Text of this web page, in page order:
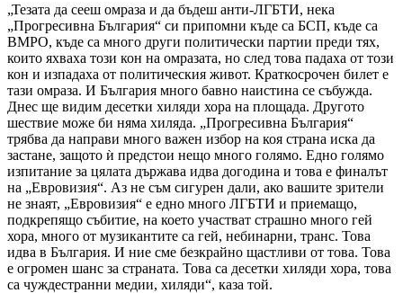
„Тезата да сееш омраза и да бъдеш анти-ЛГБТИ, нека
„Прогресивна България“ си припомни къде са БСП, къде са
ВМРО, къде са много други политически партии преди тях,
които яхваха този кон на омразата, но след това падаха от този
кон и изпадаха от политическия живот. Краткосрочен билет е
тази омраза. И България много бавно наистина се събужда.
Днес ще видим десетки хиляди хора на площада. Другото
шествие може би няма хиляда. „Прогресивна България“
трябва да направи много важен избор на коя страна иска да
застане, защото ѝ предстои нещо много голямо. Едно голямо
изпитание за цялата държава идва догодина и това е финалът
на „Евровизия“. Аз не съм сигурен дали, ако вашите зрители
не знаят, „Евровизия“ е едно много ЛГБТИ и приемащо,
подкрепящо събитие, на което участват страшно много гей
хора, много от музикантите са гей, небинарни, транс. Това
идва в България. И ние сме безкрайно щастливи от това. Това
е огромен шанс за страната. Това са десетки хиляди хора, това
са чуждестранни медии, хиляди“, каза той.